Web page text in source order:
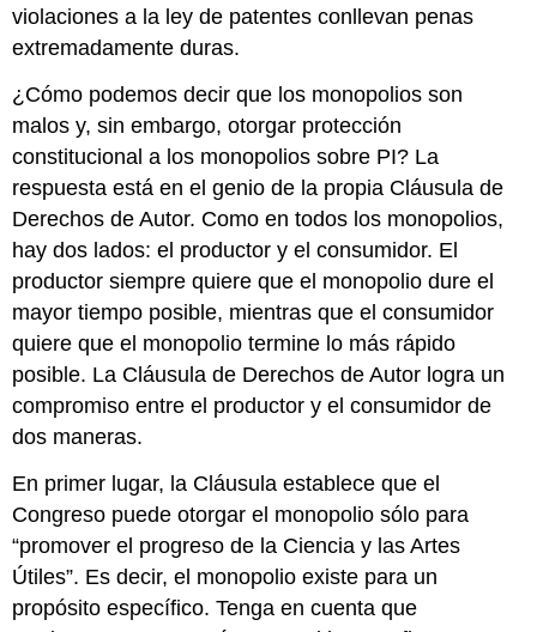
violaciones a la ley de patentes conllevan penas
extremadamente duras.
¿Cómo podemos decir que los monopolios son
malos y, sin embargo, otorgar protección
constitucional a los monopolios sobre PI? La
respuesta está en el genio de la propia Cláusula de
Derechos de Autor. Como en todos los monopolios,
hay dos lados: el productor y el consumidor. El
productor siempre quiere que el monopolio dure el
mayor tiempo posible, mientras que el consumidor
quiere que el monopolio termine lo más rápido
posible. La Cláusula de Derechos de Autor logra un
compromiso entre el productor y el consumidor de
dos maneras.
En primer lugar, la Cláusula establece que el
Congreso puede otorgar el monopolio sólo para
“promover el progreso de la Ciencia y las Artes
Útiles”. Es decir, el monopolio existe para un
propósito específico. Tenga en cuenta que